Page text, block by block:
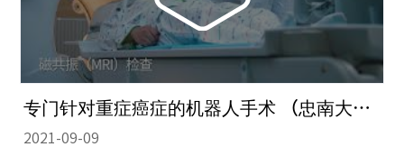
专门针对重症癌症的机器人手术 （忠南大学医院）
2021-09-09